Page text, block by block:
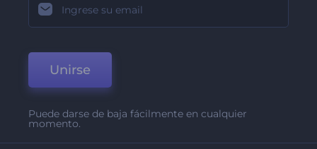
Unirse
Puede darse de baja fácilmente en cualquier
momento.